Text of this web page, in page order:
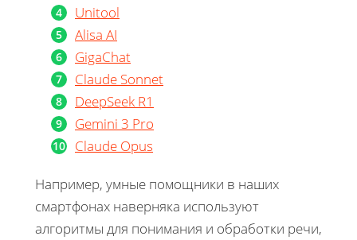
Unitool
Alisa AI
GigaChat
Claude Sonnet
DeepSeek R1
Gemini 3 Pro
Claude Opus
Например, умные помощники в наших
смартфонах наверняка используют
алгоритмы для понимания и обработки речи,